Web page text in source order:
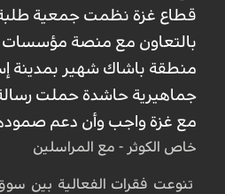
قطاع غزة نظمت جمعية
بالتعاون مع منصة مؤسسات
منطقة باشاك شهير بمدينة
جماهيرية حاشدة حملت
مع غزة واجب وأن دعم
خاص الكوثر - مع المراسلين
تنوعت فقرات الفعالية بين